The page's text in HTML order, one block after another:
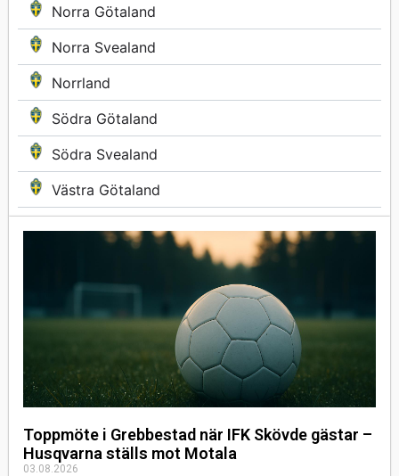
Norra Götaland
Norra Svealand
Norrland
Södra Götaland
Södra Svealand
Västra Götaland
Toppmöte i Grebbestad när IFK Skövde gästar –
Husqvarna ställs mot Motala
03.08.2026